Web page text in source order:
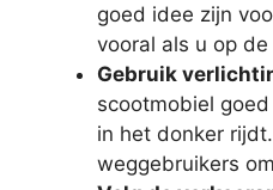
goed idee zijn
vooral als u op
Gebruik
scootmobiel
in het donker
weggebruikers